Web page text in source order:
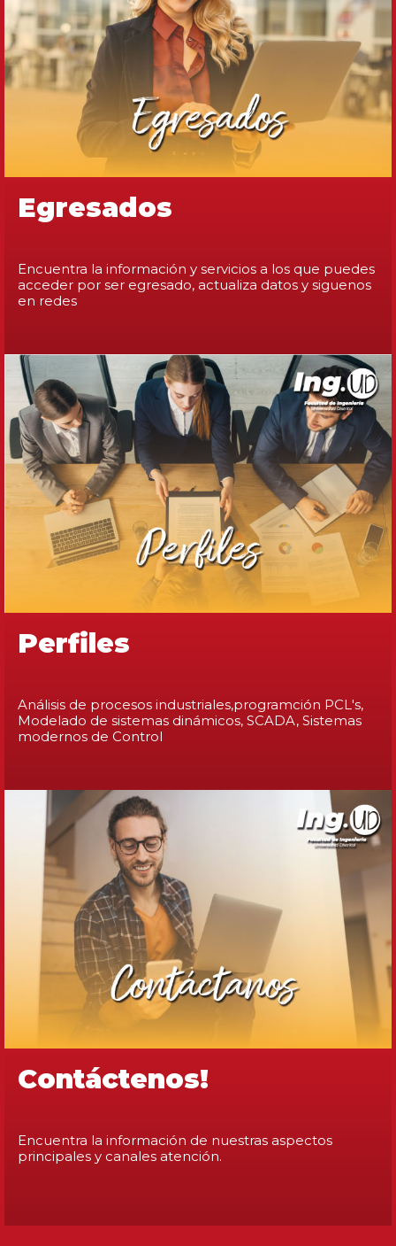
Egresados
Encuentra la información y servicios a los que puedes
acceder por ser egresado, actualiza datos y siguenos
en redes
Perfiles
Análisis de procesos industriales,programción PCL's,
Modelado de sistemas dinámicos, SCADA, Sistemas
modernos de Control
Contáctenos!
Encuentra la información de nuestras aspectos
principales y canales atención.